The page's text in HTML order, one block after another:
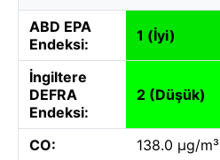
ABD EPA
Endeksi:
1 (İyi)
İngiltere
DEFRA
Endeksi:
2 (Düşük)
CO:
138.0 µg/m³